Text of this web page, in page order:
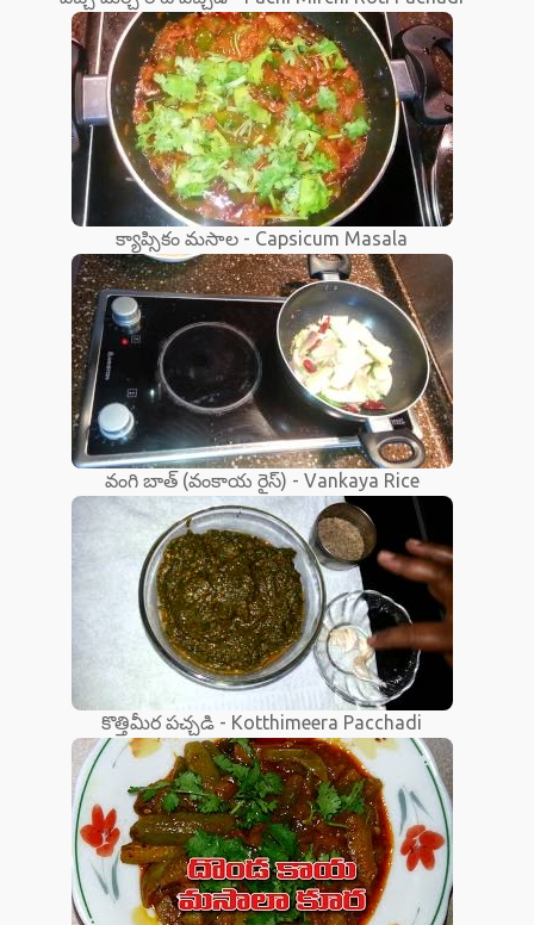
క్యాప్సికం మసాల - Capsicum Masala
వంగి బాత్ (వంకాయ రైస్) - Vankaya Rice
కొత్తిమీర పచ్చడి - Kotthimeera Pacchadi